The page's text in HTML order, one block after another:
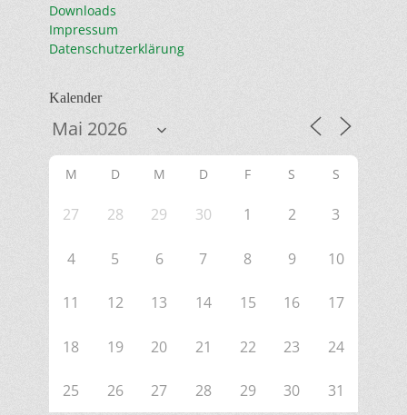
Downloads
Impressum
Datenschutzerklärung
Kalender
M D M D F S S
27 28 29 30 1 2 3
4 5 6 7 8 9 10
11 12 13 14 15 16 17
18 19 20 21 22 23 24
25 26 27 28 29 30 31